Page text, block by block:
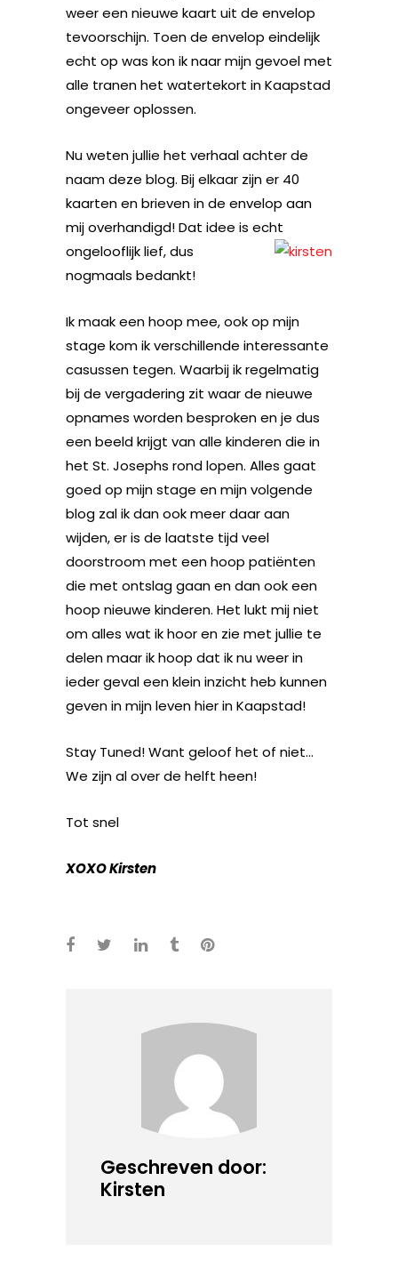
weer een nieuwe kaart uit de envelop
tevoorschijn. Toen de envelop eindelijk
echt op was kon ik naar mijn gevoel met
alle tranen het watertekort in Kaapstad
ongeveer oplossen.
Nu weten jullie het verhaal achter de
naam deze blog. Bij elkaar zijn er 40
kaarten en brieven in de envelop aan
mij overhandigd! Dat idee is echt
ongelooflijk lief, dus
nogmaals bedankt!
Ik maak een hoop mee, ook op mijn
stage kom ik verschillende interessante
casussen tegen. Waarbij ik regelmatig
bij de vergadering zit waar de nieuwe
opnames worden besproken en je dus
een beeld krijgt van alle kinderen die in
het St. Josephs rond lopen. Alles gaat
goed op mijn stage en mijn volgende
blog zal ik dan ook meer daar aan
wijden, er is de laatste tijd veel
doorstroom met een hoop patiënten
die met ontslag gaan en dan ook een
hoop nieuwe kinderen. Het lukt mij niet
om alles wat ik hoor en zie met jullie te
delen maar ik hoop dat ik nu weer in
ieder geval een klein inzicht heb kunnen
geven in mijn leven hier in Kaapstad!
Stay Tuned! Want geloof het of niet…
We zijn al over de helft heen!
Tot snel
XOXO Kirsten
Geschreven door:
Kirsten